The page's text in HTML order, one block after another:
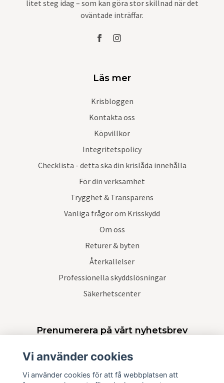
litet steg idag – som kan göra stor skillnad när det
oväntade inträffar.
Läs mer
Krisbloggen
Kontakta oss
Köpvillkor
Integritetspolicy
Checklista - detta ska din krislåda innehålla
För din verksamhet
Trygghet & Transparens
Vanliga frågor om Krisskydd
Om oss
Returer & byten
Återkallelser
Professionella skyddslösningar
Säkerhetscenter
Prenumerera på vårt nyhetsbrev
Vi använder cookies
Vi använder cookies för att få webbplatsen att